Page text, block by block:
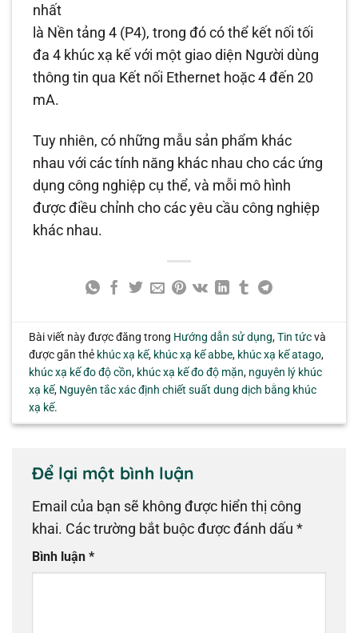
nhất
là Nền tảng 4 (P4), trong đó có thể kết nối tối
đa 4 khúc xạ kế với một giao diện Người dùng
thông tin qua Kết nối Ethernet hoặc 4 đến 20
mA.
Tuy nhiên, có những mẫu sản phẩm khác
nhau với các tính năng khác nhau cho các ứng
dụng công nghiệp cụ thể, và mỗi mô hình
được điều chỉnh cho các yêu cầu công nghiệp
khác nhau.
Bài viết này được đăng trong Hướng dẫn sử dụng,Tin tứcvà
được gắn thẻ khúc xạ kế, khúc xạ kế abbe, khúc xạ kế atago,
khúc xạ kế đo độ cồn, khúc xạ kế đo độ mặn, nguyên lý khúc
xạ kế, Nguyên tắc xác định chiết suất dung dịch bằng khúc
xạ kế.
Để lại một bình luận
Email của bạn sẽ không được hiển thị công
khai. Các trường bắt buộc được đánh dấu *
Bình luận *